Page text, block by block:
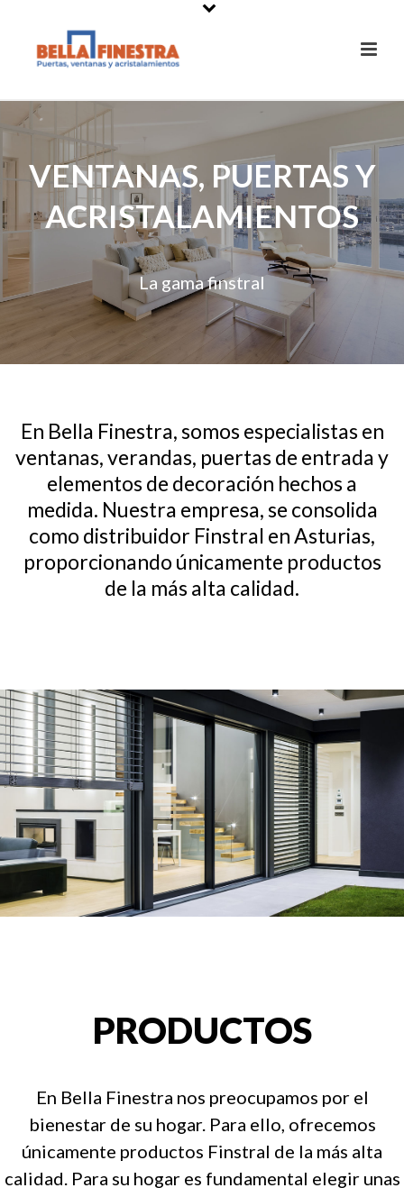
VENTANAS, PUERTAS Y
ACRISTALAMIENTOS
La gama finstral
En Bella Finestra, somos especialistas en
ventanas, verandas, puertas de entrada y
elementos de decoración hechos a
medida. Nuestra empresa, se consolida
como distribuidor Finstral en Asturias,
proporcionando únicamente productos
de la más alta calidad.
PRODUCTOS
En Bella Finestra nos preocupamos por el
bienestar de su hogar. Para ello, ofrecemos
únicamente productos Finstral de la más alta
calidad. Para su hogar es fundamental elegir unas